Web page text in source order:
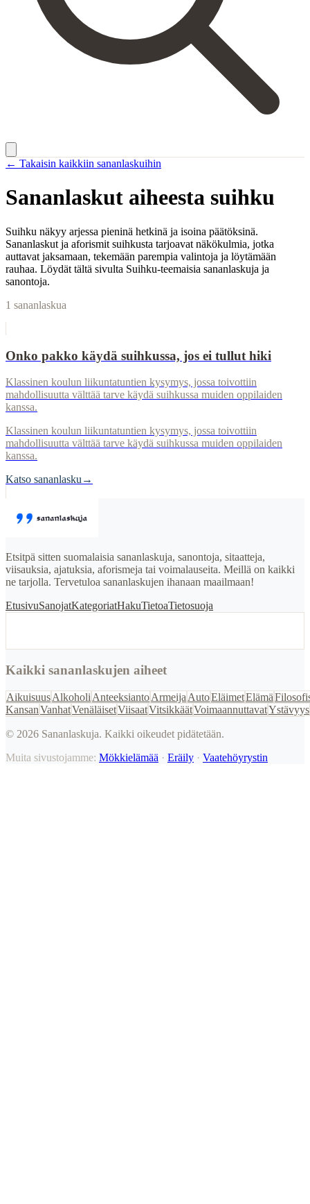
← Takaisin kaikkiin sananlaskuihin
Sananlaskut aiheesta suihku
Suihku näkyy arjessa pieninä hetkinä ja isoina päätöksinä.
Sananlaskut ja aforismit suihkusta tarjoavat näkökulmia, jotka
auttavat jaksamaan, tekemään parempia valintoja ja löytämään
rauhaa. Löydät tältä sivulta Suihku-teemaisia sananlaskuja ja
sanontoja.
1 sananlaskua
Onko pakko käydä suihkussa, jos ei tullut hiki
Klassinen koulun liikuntatuntien kysymys, jossa toivottiin
mahdollisuutta välttää tarve käydä suihkussa muiden oppilaiden
kanssa.
Klassinen koulun liikuntatuntien kysymys, jossa toivottiin
mahdollisuutta välttää tarve käydä suihkussa muiden oppilaiden
kanssa.
Katso sananlasku →
Etsitpä sitten suomalaisia sananlaskuja, sanontoja, sitaatteja,
viisauksia, ajatuksia, aforismeja tai voimalauseita. Meillä on kaikki
ne tarjolla. Tervetuloa sananlaskujen ihanaan maailmaan!
EtusivuSanojatKategoriatHakuTietoaTietosuoja
Kaikki sananlaskujen aiheet
AikuisuusAlkoholi AnteeksiantoArmeija AutoEläimetElämä
KansanVanhatVenäläisetViisaatVitsikkäätVoimaannuttavatYstävyys
© 2026 Sananlaskuja. Kaikki oikeudet pidätetään.
Muita sivustojamme: Mökkielämää · Eräily · Vaatehöyrystin